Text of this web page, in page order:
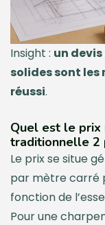
Insight : un
solides sont
réussi.
Quel est le prix
traditionnelle 2
Le prix se situe
par mètre carré
fonction de
Pour une